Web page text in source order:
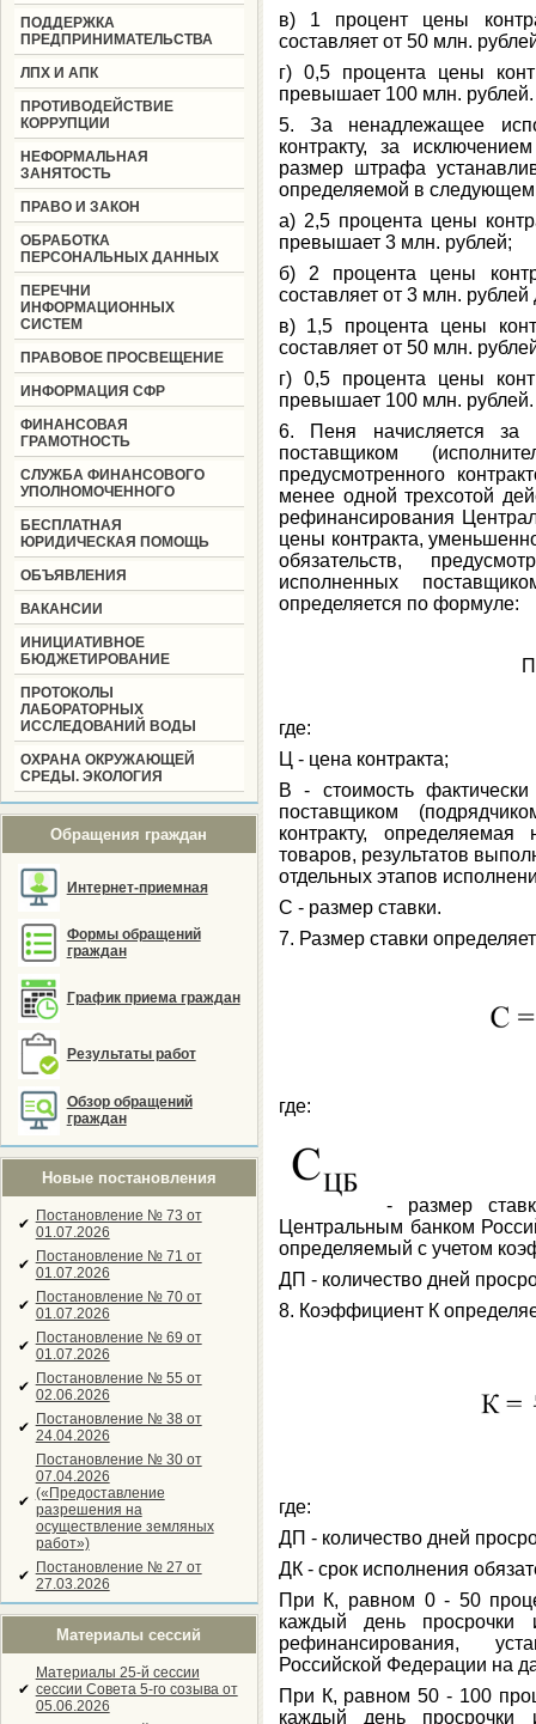
ПОДДЕРЖКА
ПРЕДПРИНИМАТЕЛЬСТВА
ЛПХ И АПК
ПРОТИВОДЕЙСТВИЕ
КОРРУПЦИИ
НЕФОРМАЛЬНАЯ
ЗАНЯТОСТЬ
ПРАВО И ЗАКОН
ОБРАБОТКА
ПЕРСОНАЛЬНЫХ ДАННЫХ
ПЕРЕЧНИ
ИНФОРМАЦИОННЫХ
СИСТЕМ
ПРАВОВОЕ ПРОСВЕЩЕНИЕ
ИНФОРМАЦИЯ СФР
ФИНАНСОВАЯ
ГРАМОТНОСТЬ
СЛУЖБА ФИНАНСОВОГО
УПОЛНОМОЧЕННОГО
БЕСПЛАТНАЯ
ЮРИДИЧЕСКАЯ ПОМОЩЬ
ОБЪЯВЛЕНИЯ
ВАКАНСИИ
ИНИЦИАТИВНОЕ
БЮДЖЕТИРОВАНИЕ
ПРОТОКОЛЫ
ЛАБОРАТОРНЫХ
ИССЛЕДОВАНИЙ ВОДЫ
ОХРАНА ОКРУЖАЮЩЕЙ
СРЕДЫ. ЭКОЛОГИЯ
Обращения граждан
Интернет-приемная
Формы обращений
граждан
График приема граждан
Результаты работ
Обзор обращений
граждан
Новые постановления
✔ Постановление № 73 от
01.07.2026
✔ Постановление № 71 от
01.07.2026
✔ Постановление № 70 от
01.07.2026
✔ Постановление № 69 от
01.07.2026
✔ Постановление № 55 от
02.06.2026
✔ Постановление № 38 от
24.04.2026
✔
Постановление № 30 от
07.04.2026
(«Предоставление
разрешения на
осуществление земляных
работ»)
✔ Постановление № 27 от
27.03.2026
Материалы сессий
✔
Материалы 25-й сессии
сессии Совета 5-го созыва от
05.06.2026
в) 1 процент цены
составляет от 50 млн.
г) 0,5 процента цены
превышает 100 млн. рублей.
5. За ненадлежащее
контракту, за
размер штрафа
определяемой в следующем
а) 2,5 процента цены
превышает 3 млн. рублей;
б) 2 процента цены
составляет от 3 млн.
в) 1,5 процента цены
составляет от 50 млн.
г) 0,5 процента цены
превышает 100 млн. рублей.
6. Пеня начисляется за
поставщиком
предусмотренного
менее одной трехсотой
рефинансирования
цены контракта,
обязательств,
исполненных
определяется по формуле:
где:
Ц - цена контракта;
В - стоимость
поставщиком
контракту,
товаров, результатов
отдельных этапов
С - размер ставки.
7. Размер ставки
где:
- размер
Центральным банком
определяемый с учетом
ДП - количество дней
8. Коэффициент К
где:
ДП - количество дней
ДК - срок исполнения
При К, равном 0 - 50
каждый день просрочки
рефинансирования,
Российской Федерации на
При К, равном 50 - 100
каждый день просрочки